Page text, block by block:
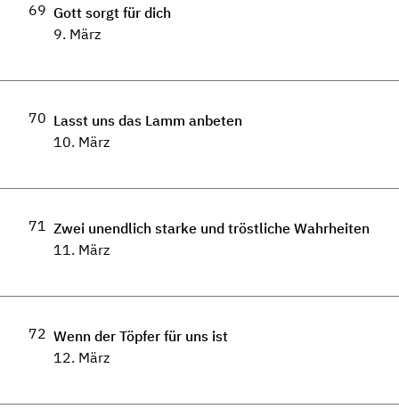
69 Gott sorgt für dich
9. März
70 Lasst uns das Lamm anbeten
10. März
71 Zwei unendlich starke und tröstliche Wahrheiten
11. März
72 Wenn der Töpfer für uns ist
12. März